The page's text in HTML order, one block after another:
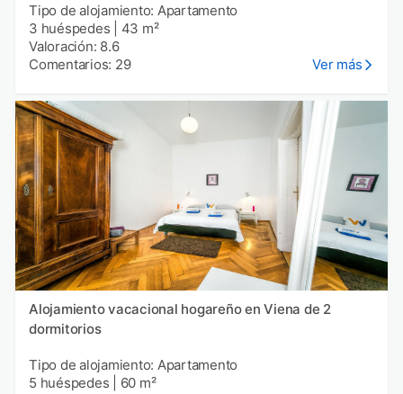
Tipo de alojamiento: Apartamento
3 huéspedes
43 m²
Valoración: 8.6
Comentarios: 29
Ver más
Alojamiento vacacional hogareño en Viena de 2
dormitorios
Tipo de alojamiento: Apartamento
5 huéspedes
60 m²